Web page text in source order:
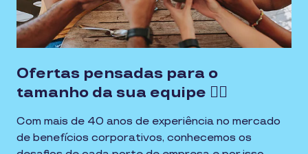
Ofertas pensadas para o
tamanho da sua equipe 👍🏼
Com mais de 40 anos de experiência no mercado
de benefícios corporativos, conhecemos os